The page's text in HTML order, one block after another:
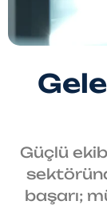
Güçlü
başarı;